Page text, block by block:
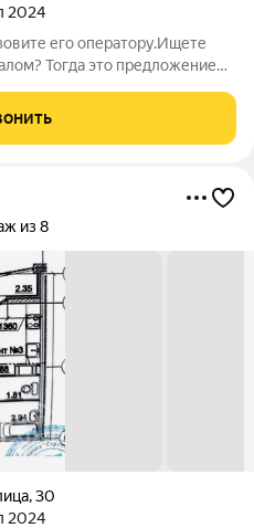
2024
его оператору.Ищете
Тогда это предложение
первом этаже, залитую
из 8
,30
2024